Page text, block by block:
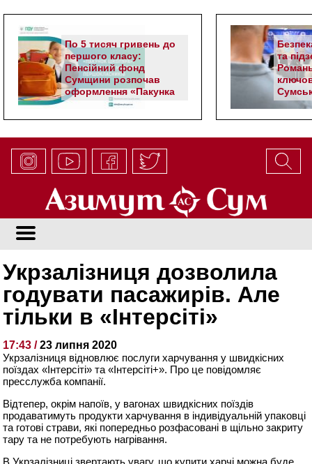
По 5 тисяч гривень до
першого класу:
Пенсійний фонд
Сумщини розпочав
оформлення «Пакунка
школяра»
та
Укрзалізниця дозволила
годувати пасажирів. Але
тільки в «Інтерсіті»
17:43 /23 липня 2020
Укрзалізниця відновлює послуги харчування у швидкісних
поїздах «Інтерсіті» та «Інтерсіті+». Про це повідомляє
пресслужба компанії.
Відтепер, окрім напоїв, у вагонах швидкісних поїздів
продаватимуть продукти харчування в індивідуальній упаковці
та готові страви, які попередньо розфасовані в щільно закриту
тару та не потребують нагрівання.
В Укрзалізниці звертають увагу, що купити харчі можна буде